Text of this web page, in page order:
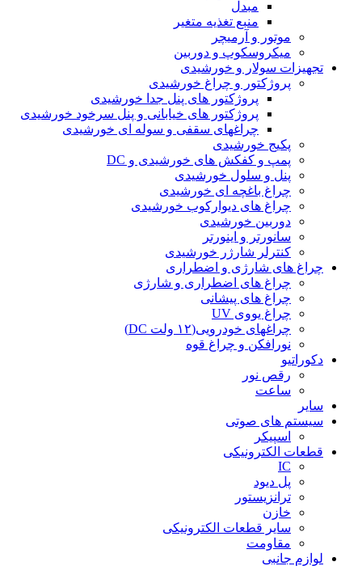
مبدل
منبع تغذیه متغیر
موتور و آرمیچر
میکروسکوپ و دوربین
تجهیزات سولار و خورشیدی
پروژکتور و چراغ خورشیدی
پروژکتور های پنل جدا خورشیدی
پروژکتور های خیابانی و پنل سرخود خورشیدی
چراغهای سقفی و سوله ای خورشیدی
پکیج خورشیدی
پمپ و کفکش های خورشیدی و DC
پنل و سلول خورشیدی
چراغ باغچه ای خورشیدی
چراغ های دیوارکوب خورشیدی
دوربین خورشیدی
سانورتر و اینورتر
کنترلر شارژر خورشیدی
چراغ های شارژی و اضطراری
چراغ های اضطراری و شارژی
چراغ های پیشانی
چراغ یووی UV
چراغهای خودرویی(۱۲ ولت DC)
نورافکن و چراغ قوه
دکوراتیو
رقص نور
ساعت
سایر
سیستم های صوتی
اسپیکر
قطعات الکترونیکی
IC
پل دیود
ترانزیستور
خازن
سایر قطعات الکترونیکی
مقاومت
لوازم جانبی